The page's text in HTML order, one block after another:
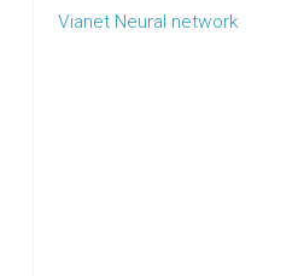
Vianet Neural network